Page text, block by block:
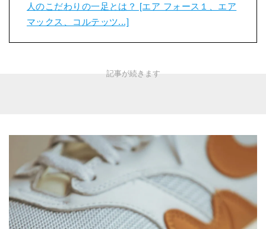
人のこだわりの一足とは？ [エア フォース１、エア
マックス、コルテッツ...]